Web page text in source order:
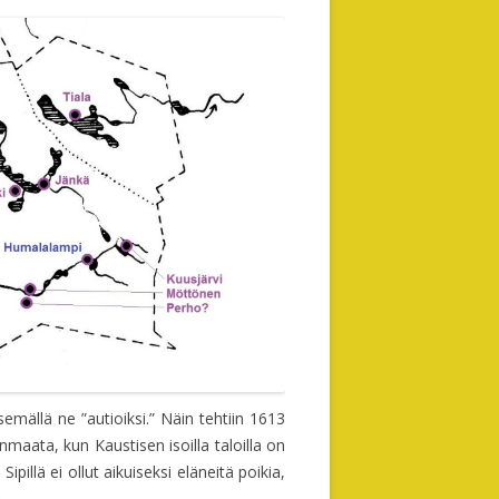
AAPRAMI MATINP. (1859-1930)
ANTTI J. ERKINPOIKA (1874-1944)
ANTTI ELIAANPOIKA (1876-1936)
JUHA (1880-1952) JA ATELIINA
LEANDER (1882-1936)
KASPERI (1885-1965) JA FIINA
SANDFRED (1889-1952) JA RAUHA
ESKO (1949-93) JA LEENA
JA
JA
ne ”autioiksi.” Näin tehtiin 1613
kun Kaustisen isoilla taloilla on
ei ollut aikuiseksi eläneitä poikia,